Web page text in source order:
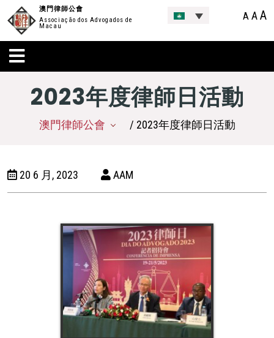
澳門律師公會
Associação dos Advogados de
Macau
A AA
2023年度律師日活動
澳門律師公會 / 2023年度律師日活動
20 6 月, 2023 AAM